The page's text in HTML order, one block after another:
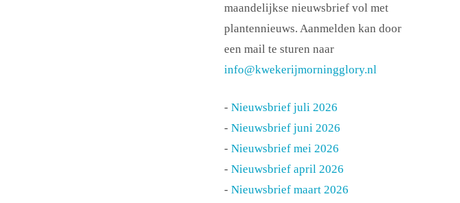
maandelijkse nieuwsbrief vol met
plantennieuws. Aanmelden kan door
een mail te sturen naar
info@kwekerijmorningglory.nl
-Nieuwsbrief juli 2026
-Nieuwsbrief juni 2026
-Nieuwsbrief mei 2026
-Nieuwsbrief april 2026
-Nieuwsbrief maart 2026